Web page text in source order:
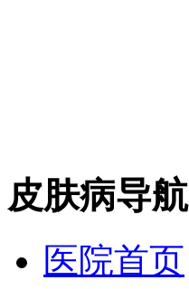
皮肤病导航
医院首页